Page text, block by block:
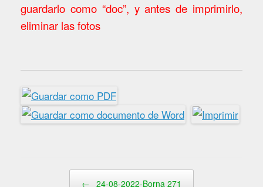
guardarlo como “doc”, y antes de imprimirlo,
eliminar las fotos
← 24-08-2022-Borna 271